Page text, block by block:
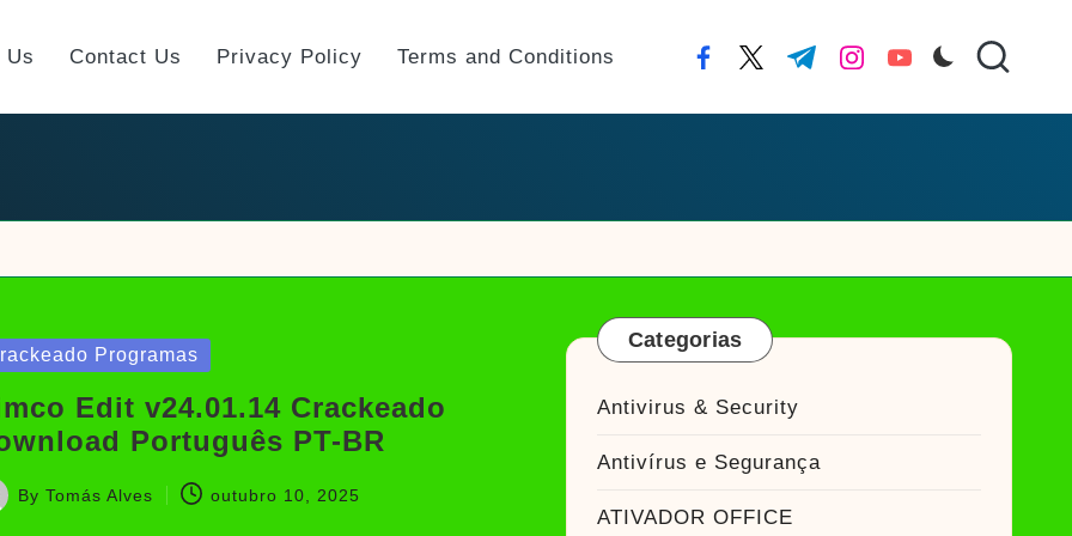
Us Contact Us Privacy Policy Terms and Conditions facebook.com
twitter.com
t.me instagram.com
youtube.com
Programas
Edit v24.01.14 Crackeado
Português PT-BR
By Tomás Alves outubro 10, 2025
Categorias
Antivirus & Security
Antivírus e Segurança
ATIVADOR OFFICE